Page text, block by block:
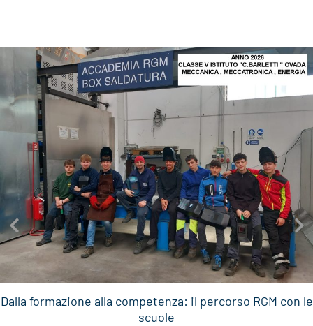
Dalla formazione alla competenza: il percorso RGM con le
scuole